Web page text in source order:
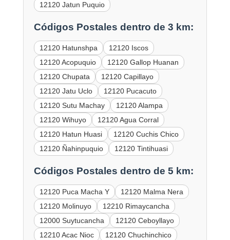
12120 Jatun Puquio
Códigos Postales dentro de 3 km:
12120 Hatunshpa
12120 Iscos
12120 Acopuquio
12120 Gallop Huanan
12120 Chupata
12120 Capillayo
12120 Jatu Uclo
12120 Pucacuto
12120 Sutu Machay
12120 Alampa
12120 Wihuyo
12120 Agua Corral
12120 Hatun Huasi
12120 Cuchis Chico
12120 Ñahinpuquio
12120 Tintihuasi
Códigos Postales dentro de 5 km:
12120 Puca Macha Y
12120 Malma Nera
12120 Molinuyo
12210 Rimaycancha
12000 Suytucancha
12120 Ceboyllayo
12210 Acac Nioc
12120 Chuchinchico